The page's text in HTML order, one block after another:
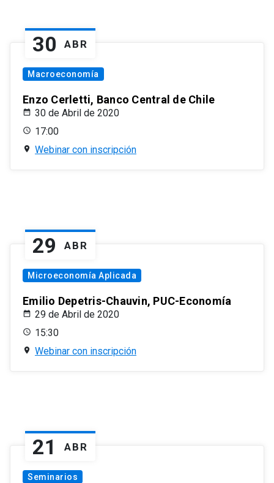
30 ABR
Macroeconomía
Enzo Cerletti, Banco Central de Chile
30 de Abril de 2020
17:00
Webinar con inscripción
29 ABR
Microeconomía Aplicada
Emilio Depetris-Chauvin, PUC-Economía
29 de Abril de 2020
15:30
Webinar con inscripción
21 ABR
Seminarios